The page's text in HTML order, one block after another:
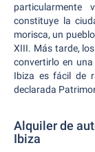
particularmente
constituye la
morisca, un
XIII. Más tarde,
convertirlo en
Ibiza es fácil de
declarada
Alquiler de
Ibiza